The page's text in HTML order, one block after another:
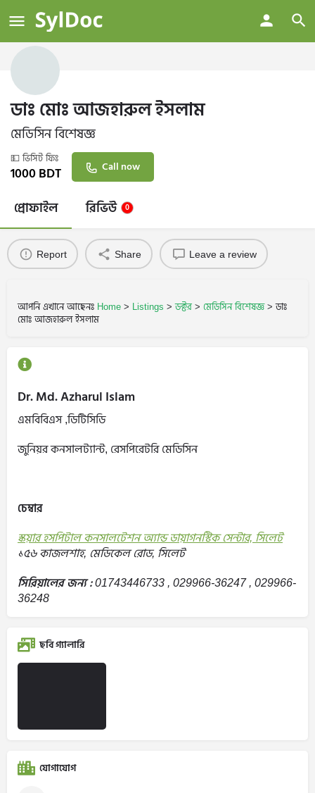
ডাঃ মোঃ আজহারুল ইসলাম
মেডিসিন বিশেষজ্ঞ
💵 ভিসিট ফিঃ
1000BDT Call now
প্রোফাইল রিভিউ 0
Report Share Leave a review
আপনি এখানে আছেনঃ Home > Listings >ডক্টর > মেডিসিন বিশেষজ্ঞ>ডাঃ
মোঃ আজহারুল ইসলাম
Dr. Md. Azharul Islam
এমবিবিএস ,ডিটিসিডি
জুনিয়র কনসালট্যান্ট, রেসপিরেটরি মেডিসিন
চেম্বার
স্কয়ার হসপিটাল কনসালটেশন অ্যান্ড ডায়াগনস্টিক সেন্টার, সিলেট
১৫৬ কাজলশাহ, মেডিকেল রোড, সিলেট
সিরিয়ালের জন্য :01743446733 , 029966-36247 , 029966-
36248
ছবি গ্যালারি
যোগাযোগ